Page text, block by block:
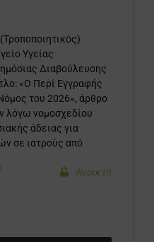
Υγείας
Διαβούλευσης
«Ο Περί Εγγραφής
του 2026», άρθρο
λόγω νομοσχεδίου
άδειας για
σε ιατρούς από
Ανοικτή